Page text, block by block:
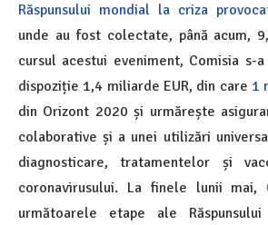
Răspunsului mondial la criza
unde au fost colectate, până acum,
cursul acestui eveniment, Comisia s-
dispoziție 1,4 miliarde EUR, din care 1
din Orizont 2020 și urmărește
colaborative și a unei utilizări
diagnosticare, tratamentelor și
coronavirusului. La finele lunii mai,
următoarele etape ale